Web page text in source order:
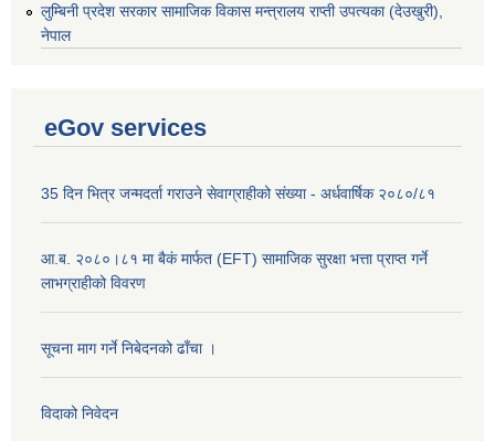
‌लुम्बिनी प्रदेश सरकार सामाजिक विकास मन्‍‍त्रालय राप्ती उपत्यका (देउखुरी),
नेपाल
eGov services
35 दिन भित्र जन्मदर्ता गराउने सेवाग्राहीको संख्या - अर्धवार्षिक २०८०/८१
आ.ब. २०८०।८१ मा बैकं मार्फत (EFT) सामाजिक सुरक्षा भत्ता प्राप्त गर्ने
लाभग्राहीको विवरण
सूचना माग गर्ने निबेदनको ढाँचा ।
विदाको निवेदन